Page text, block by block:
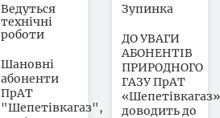
Ведуться
технічні
роботи
Шановні
абоненти
ПрАТ
"Шепетівкагаз",
Зупинка
ДО УВАГИ
АБОНЕНТІВ
ПРИРОДНОГО
ГАЗУ ПрАТ
«Шепетівкагаз»
доводить до